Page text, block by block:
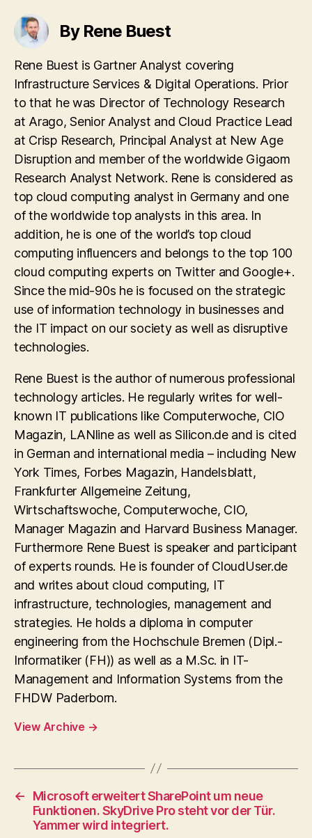
By Rene Buest
Rene Buest is Gartner Analyst covering
Infrastructure Services & Digital Operations. Prior
to that he was Director of Technology Research
at Arago, Senior Analyst and Cloud Practice Lead
at Crisp Research, Principal Analyst at New Age
Disruption and member of the worldwide Gigaom
Research Analyst Network. Rene is considered as
top cloud computing analyst in Germany and one
of the worldwide top analysts in this area. In
addition, he is one of the world’s top cloud
computing influencers and belongs to the top 100
cloud computing experts on Twitter and Google+.
Since the mid-90s he is focused on the strategic
use of information technology in businesses and
the IT impact on our society as well as disruptive
technologies.
Rene Buest is the author of numerous professional
technology articles. He regularly writes for well-
known IT publications like Computerwoche, CIO
Magazin, LANline as well as Silicon.de and is cited
in German and international media – including New
York Times, Forbes Magazin, Handelsblatt,
Frankfurter Allgemeine Zeitung,
Wirtschaftswoche, Computerwoche, CIO,
Manager Magazin and Harvard Business Manager.
Furthermore Rene Buest is speaker and participant
of experts rounds. He is founder of CloudUser.de
and writes about cloud computing, IT
infrastructure, technologies, management and
strategies. He holds a diploma in computer
engineering from the Hochschule Bremen (Dipl.-
Informatiker (FH)) as well as a M.Sc. in IT-
Management and Information Systems from the
FHDW Paderborn.
View Archive →
←
Microsoft erweitert SharePoint um neue
Funktionen. SkyDrive Pro steht vor der Tür.
Yammer wird integriert.